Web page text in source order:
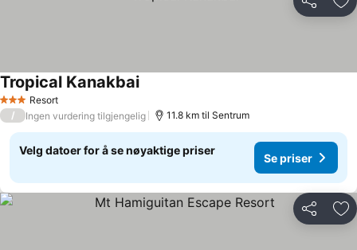
Del
3 StjernerResort
Tropical KanakbaiSe priser
/ Ingen vurdering tilgjengelig 11.8 km til Sentrum
Velg datoer for å se nøyaktige priser
Se priser
Del